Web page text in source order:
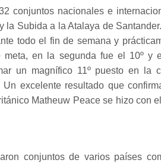
conjuntos nacionales e
la Subida a la Atalaya de
todo el fin de semana y
en la segunda fue el 10º y
un magnífico 11º puesto en la
excelente resultado que
Matheuw Peace se hizo con
conjuntos de varios países